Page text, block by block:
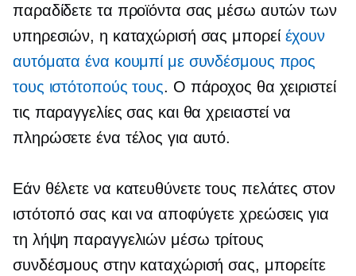
παραδίδετε τα προϊόντα σας μέσω αυτών των
υπηρεσιών, η καταχώρισή σας μπορεί έχουν
αυτόματα ένα κουμπί με συνδέσμους προς
τους ιστότοπούς τους. Ο πάροχος θα χειριστεί
τις παραγγελίες σας και θα χρειαστεί να
πληρώσετε ένα τέλος για αυτό.
Εάν θέλετε να κατευθύνετε τους πελάτες στον
ιστότοπό σας και να αποφύγετε χρεώσεις για
τη λήψη παραγγελιών μέσω τρίτους
συνδέσμους στην καταχώρισή σας, μπορείτε